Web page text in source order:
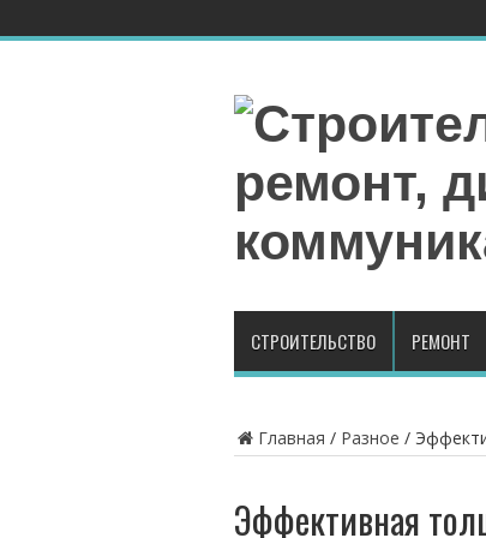
СТРОИТЕЛЬСТВО РЕМОНТ
Главная / Разное /
Эффективная